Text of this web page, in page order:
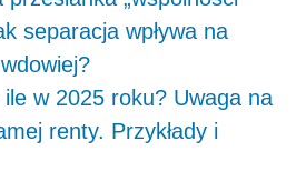
separacja wpływa na
w 2025 roku? Uwaga na
renty. Przykłady i